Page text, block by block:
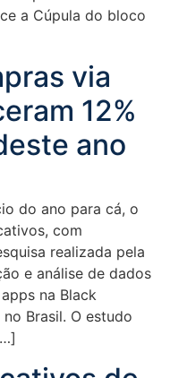
a Cúpula do bloco
via
12%
ano
do ano para cá, o
com
realizada pela
e análise de dados
na Black
Brasil. O estudo